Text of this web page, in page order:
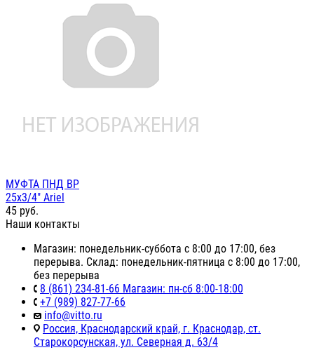
МУФТА ПНД ВР
25х3/4" Ariel
45 руб.
Наши контакты
Магазин: понедельник-суббота с 8:00 до 17:00, без
перерыва. Склад: понедельник-пятница с 8:00 до 17:00,
без перерыва
8 (861) 234-81-66 Магазин: пн-сб 8:00-18:00
+7 (989) 827-77-66
info@vitto.ru
Россия, Краснодарский край, г. Краснодар, ст.
Старокорсунская, ул. Северная д. 63/4